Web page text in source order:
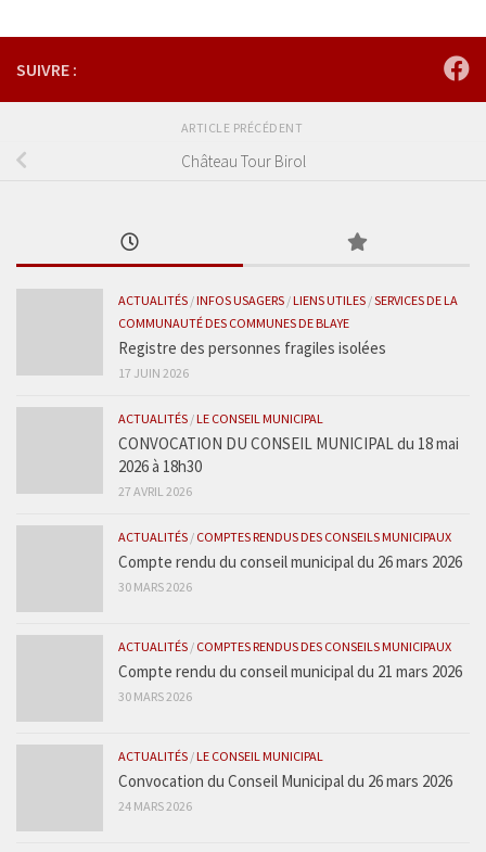
SUIVRE :
ARTICLE PRÉCÉDENT
Château Tour Birol
ACTUALITÉS /INFOS USAGERS /LIENS UTILES /SERVICES DE LA
COMMUNAUTÉ DES COMMUNES DE BLAYE
Registre des personnes fragiles isolées
17 JUIN 2026
ACTUALITÉS /LE CONSEIL MUNICIPAL
CONVOCATION DU CONSEIL MUNICIPAL du 18 mai
2026 à 18h30
27 AVRIL 2026
ACTUALITÉS / COMPTES RENDUS DES CONSEILS MUNICIPAUX
Compte rendu du conseil municipal du 26 mars 2026
30 MARS 2026
ACTUALITÉS / COMPTES RENDUS DES CONSEILS MUNICIPAUX
Compte rendu du conseil municipal du 21 mars 2026
30 MARS 2026
ACTUALITÉS /LE CONSEIL MUNICIPAL
Convocation du Conseil Municipal du 26 mars 2026
24 MARS 2026